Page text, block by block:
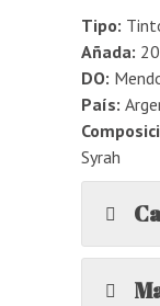
Tipo:
Añada:
DO:
País:
Syrah